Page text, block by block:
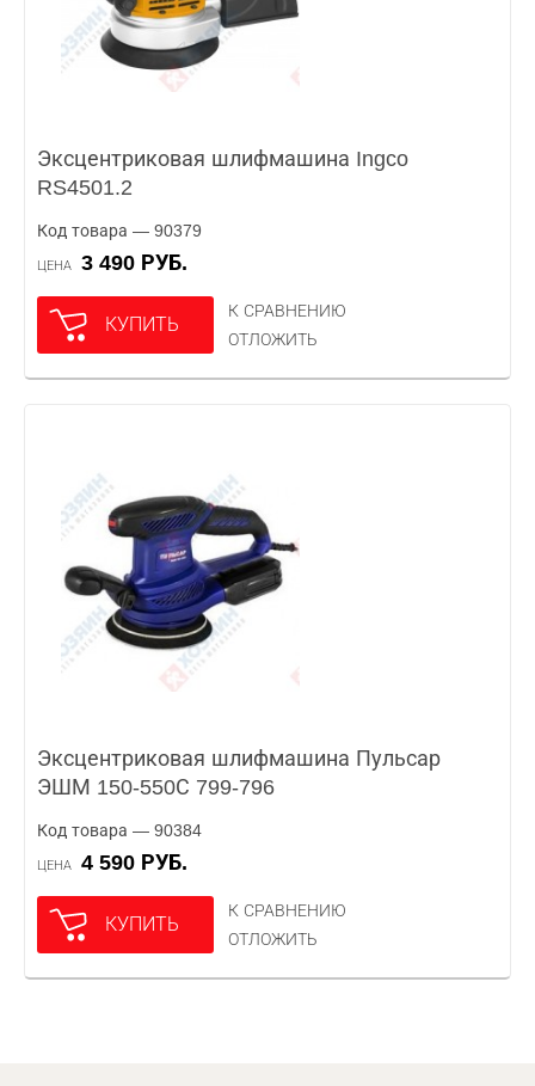
Эксцентриковая шлифмашина Ingco
RS4501.2
Код товара — 90379
ЦЕНА 3 490 РУБ.
КУПИТЬ
К СРАВНЕНИЮ
ОТЛОЖИТЬ
Эксцентриковая шлифмашина Пульсар
ЭШМ 150-550С 799-796
Код товара — 90384
ЦЕНА 4 590 РУБ.
КУПИТЬ
К СРАВНЕНИЮ
ОТЛОЖИТЬ